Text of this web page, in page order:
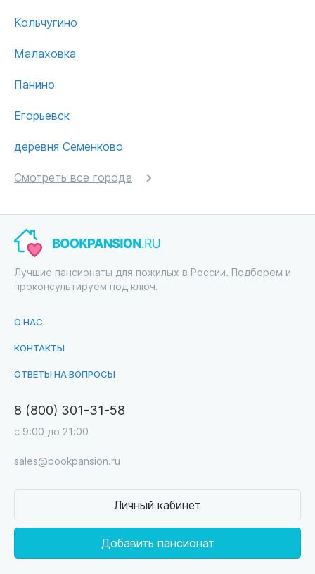
Кольчугино
Малаховка
Панино
Егорьевск
деревня Семенково
Смотреть все города
Лучшие пансионаты для пожилых в России. Подберем и
проконсультируем под ключ.
О НАС
КОНТАКТЫ
ОТВЕТЫ НА ВОПРОСЫ
8 (800) 301-31-58
с 9:00 до 21:00
sales@bookpansion.ru
Личный кабинет
Добавить пансионат